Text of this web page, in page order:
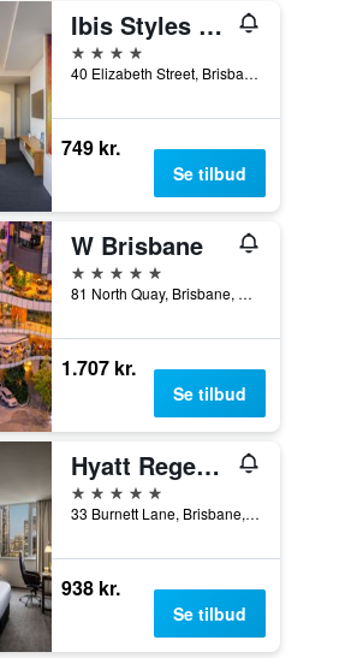
Ibis Styles Brisbane Elizabeth Street
4 stjerner
40 Elizabeth Street, Brisbane, QLD, Australien
749 kr.
Se tilbud
W Brisbane
5 stjerner
81 North Quay, Brisbane, QLD, Australien
1.707 kr.
Se tilbud
Hyatt Regency Brisbane
5 stjerner
33 Burnett Lane, Brisbane, QLD, Australien
938 kr.
Se tilbud